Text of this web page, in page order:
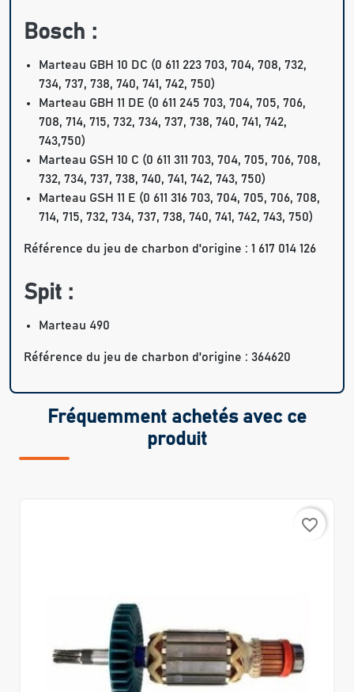
Bosch :
Marteau GBH 10 DC (0 611 223 703, 704, 708, 732,
734, 737, 738, 740, 741, 742, 750)
Marteau GBH 11 DE (0 611 245 703, 704, 705, 706,
708, 714, 715, 732, 734, 737, 738, 740, 741, 742,
743,750)
Marteau GSH 10 C (0 611 311 703, 704, 705, 706, 708,
732, 734, 737, 738, 740, 741, 742, 743, 750)
Marteau GSH 11 E (0 611 316 703, 704, 705, 706, 708,
714, 715, 732, 734, 737, 738, 740, 741, 742, 743, 750)
Référence du jeu de charbon d'origine : 1 617 014 126
Spit :
Marteau 490
Référence du jeu de charbon d'origine : 364620
Fréquemment achetés avec ce
produit
favorite_border